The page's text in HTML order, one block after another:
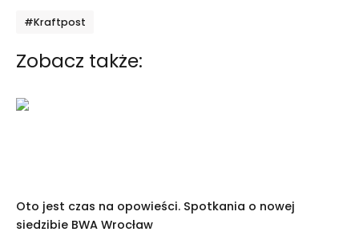
#Kraftpost
Zobacz także:
Oto jest czas na opowieści. Spotkania o nowej
siedzibie BWA Wrocław